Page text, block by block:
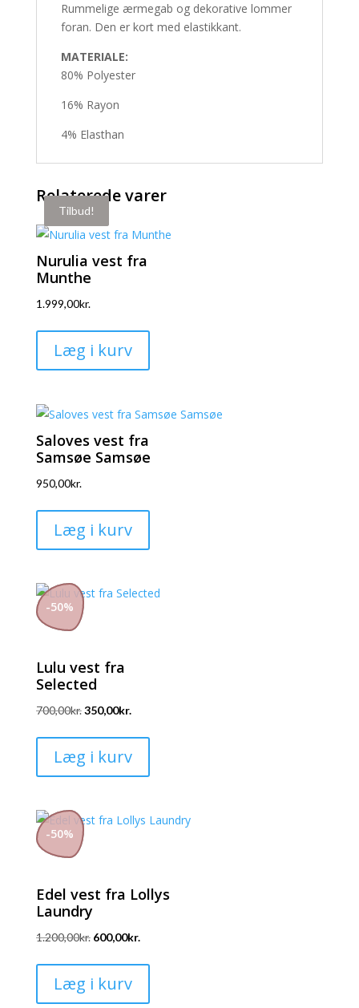
Rummelige ærmegab og dekorative lommer
foran. Den er kort med elastikkant.
MATERIALE:
80% Polyester
16% Rayon
4% Elasthan
Relaterede varer
Nurulia vest fra
Munthe
1.999,00kr.
Læg i kurv
har
varianter.
varesiden
Saloves vest fra
Samsøe Samsøe
950,00kr.
Læg i kurv
varianter.
Tilbud!
-50%
Lulu vest fra
Selected
700,00kr.350,00kr.
Læg i kurv
varianter.
på
Tilbud!
-50%
Edel vest fra Lollys
Laundry
1.200,00kr. 600,00kr.
Læg i kurv
har